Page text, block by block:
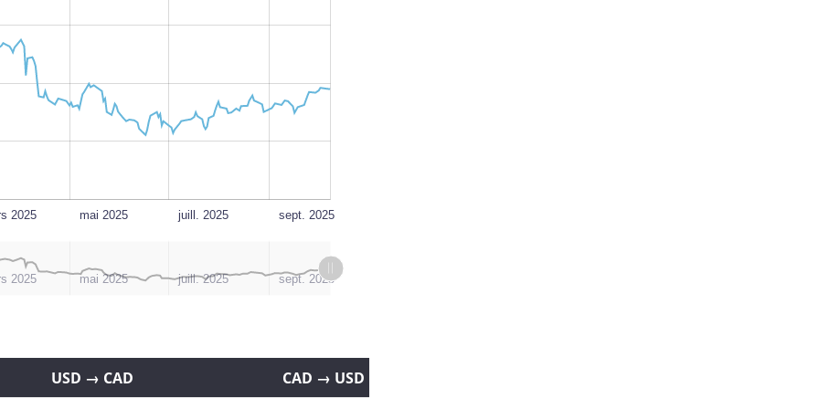
sept. 2025
juill. 2025
mai 2025
2025
juill. 2025
mai 2025
2025 sept. 2025
USD → CAD
CAD → USD